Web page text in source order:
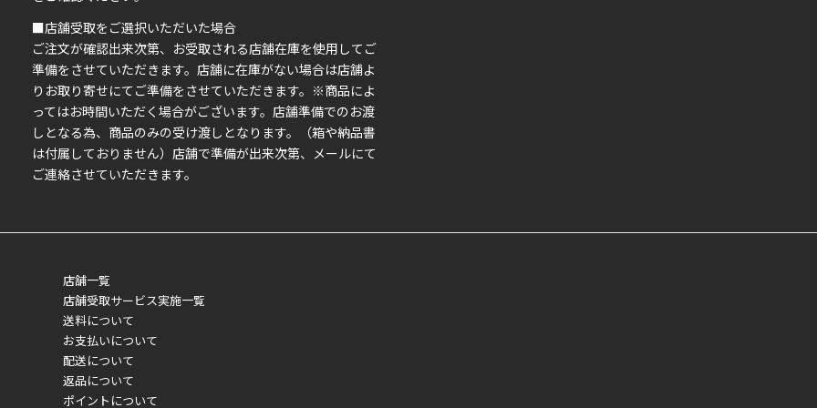
■店舗受取をご選択いただいた場合
ご注文が確認出来次第、お受取される店舗在庫を使用してご
準備をさせていただきます。店舗に在庫がない場合は店舗よ
りお取り寄せにてご準備をさせていただきます。※商品によ
ってはお時間いただく場合がございます。店舗準備でのお渡
しとなる為、商品のみの受け渡しとなります。（箱や納品書
は付属しておりません）店舗で準備が出来次第、メールにて
ご連絡させていただきます。
店舗一覧
店舗受取サービス実施一覧
送料について
お支払いについて
配送について
返品について
ポイントについて